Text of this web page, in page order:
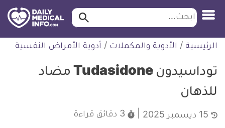
التخطي
للمحتوى
طبية
ابحث ابحث…
الرئيسية / الأدوية والمكملات / أدوية الأمراض النفسية
توداسيدون Tudasidone مضاد
للذهان
3 دقائق قراءة